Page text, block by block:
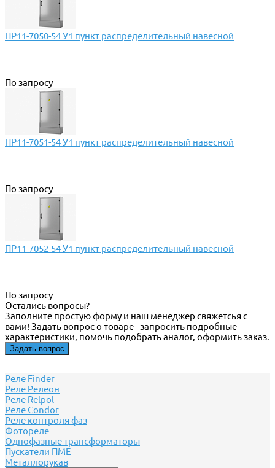
ПР11-7050-54 У1 пункт распределительный навесной
По запросу
ПР11-7051-54 У1 пункт распределительный навесной
По запросу
ПР11-7052-54 У1 пункт распределительный навесной
По запросу
Остались вопросы?
Заполните простую форму и наш менеджер свяжетсья с
вами! Задать вопрос о товаре - запросить подробные
характеристики, помочь подобрать аналог, оформить заказ.
Задать вопрос
Реле Finder
Реле Релеон
Реле Relpol
Реле Сondor
Реле контроля фаз
Фотореле
Однофазные трансформаторы
Пускатели ПМЕ
Металлорукав